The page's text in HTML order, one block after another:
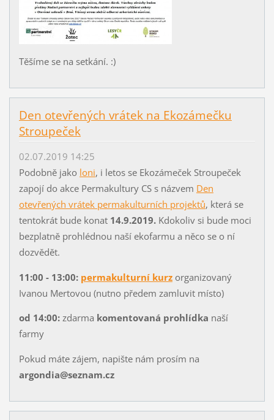
Těšíme se na setkání. :)
Den otevřených vrátek na Ekozámečku
Stroupeček
02.07.2019 14:25
Podobně jako loni, i letos se Ekozámeček Stroupeček
zapojí do akce Permakultury CS s názvem Den
otevřených vrátek permakulturních projektů, která se
tentokrát bude konat 14.9.2019.Kdokoliv si bude moci
bezplatně prohlédnou naší ekofarmu a něco se o ní
dozvědět.
11:00 - 13:00: permakulturní kurzorganizovaný
Ivanou Mertovou (nutno předem zamluvit místo)
od 14:00:zdarma komentovaná prohlídka naší
farmy
Pokud máte zájem, napište nám prosím na
argondia@seznam.cz